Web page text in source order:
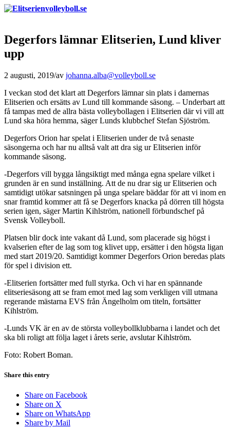
Degerfors lämnar Elitserien, Lund kliver
upp
2 augusti, 2019/av johanna.alba@volleyboll.se
I veckan stod det klart att Degerfors lämnar sin plats i damernas
Elitserien och ersätts av Lund till kommande säsong. – Underbart att
få tampas med de allra bästa volleybollagen i Elitserien där vi vill att
Lund ska höra hemma, säger Lunds klubbchef Stefan Sjöström.
Degerfors Orion har spelat i Elitserien under de två senaste
säsongerna och har nu alltså valt att dra sig ur Elitserien inför
kommande säsong.
-Degerfors vill bygga långsiktigt med många egna spelare vilket i
grunden är en sund inställning. Att de nu drar sig ur Elitserien och
samtidigt utökar satsningen på unga spelare bäddar för att vi inom en
snar framtid kommer att få se Degerfors knacka på dörren till högsta
serien igen, säger Martin Kihlström, nationell förbundschef på
Svensk Volleyboll.
Platsen blir dock inte vakant då Lund, som placerade sig högst i
kvalserien efter de lag som tog klivet upp, ersätter i den högsta ligan
med start 2019/20. Samtidigt kommer Degerfors Orion beredas plats
för spel i division ett.
-Elitserien fortsätter med full styrka. Och vi har en spännande
elitseriesäsong att se fram emot med lag som verkligen vill utmana
regerande mästarna EVS från Ängelholm om titeln, fortsätter
Kihlström.
-Lunds VK är en av de största volleybollklubbarna i landet och det
ska bli roligt att följa laget i årets serie, avslutar Kihlström.
Foto: Robert Boman.
Share this entry
Share on Facebook
Share on X
Share on WhatsApp
Share by Mail